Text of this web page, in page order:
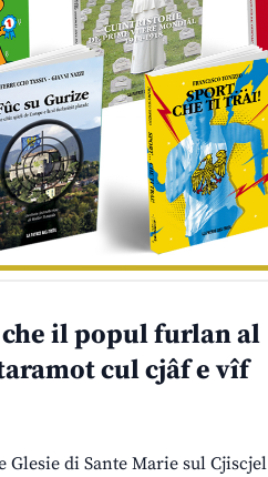
il popul furlan al
cul cjâf e vîf
Glesie di Sante Marie sul Cjiscjel